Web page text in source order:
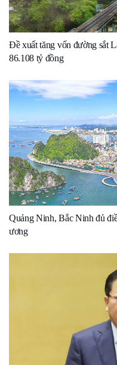
Đề xuất tăng vốn đường sắt
86.108 tỷ đồng
Quảng Ninh, Bắc Ninh đủ
ương